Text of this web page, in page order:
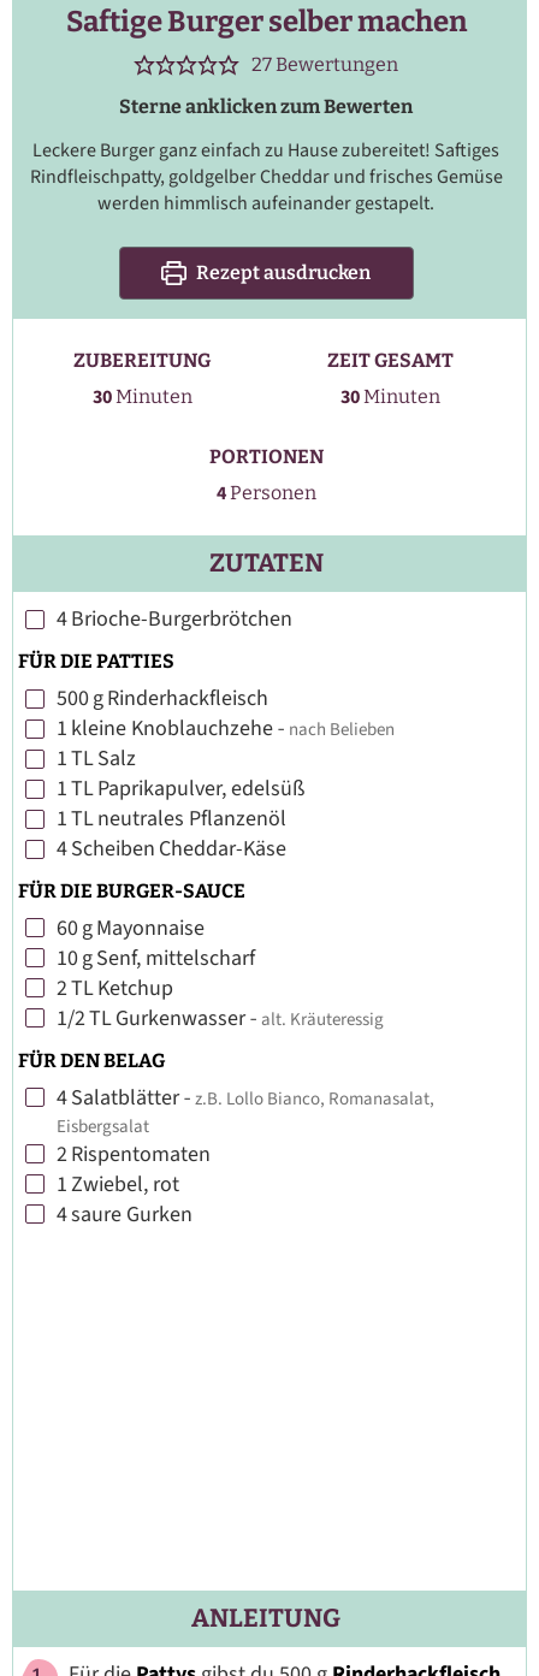
Saftige Burger selber machen
27Bewertungen
Sterne anklicken zum Bewerten
Leckere Burger ganz einfach zu Hause zubereitet! Saftiges
Rindfleischpatty, goldgelber Cheddar und frisches Gemüse
werden himmlisch aufeinander gestapelt.
Rezept ausdrucken
ZUBEREITUNG
30Minuten
Minuten
ZEIT GESAMT
30Minuten
Minuten
PORTIONEN
4Personen
ZUTATEN
▢
4Brioche-Burgerbrötchen
FÜR DIE PATTIES
▢
500gRinderhackfleisch
▢
1 kleine Knoblauchzehe - nach Belieben
▢
1TLSalz
▢
1TLPaprikapulver, edelsüß
▢
1TLneutrales Pflanzenöl
▢
4Scheiben Cheddar-Käse
FÜR DIE BURGER-SAUCE
▢
60gMayonnaise
▢
10gSenf, mittelscharf
▢
2TLKetchup
▢
1/2TLGurkenwasser- alt. Kräuteressig
FÜR DEN BELAG
▢
4Salatblätter- z.B. Lollo Bianco, Romanasalat,
Eisbergsalat
▢
2Rispentomaten
▢
1Zwiebel, rot
▢
4saure Gurken
ANLEITUNG